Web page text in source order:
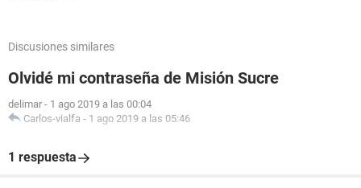
Discusiones similares
Olvidé mi contraseña de Misión Sucre
delimar - 1 ago 2019 a las 00:04
Carlos-vialfa - 1 ago 2019 a las 05:46
1 respuesta